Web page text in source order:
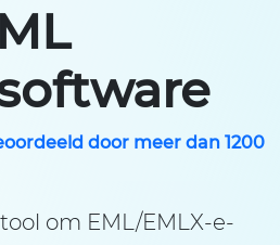
door meer dan 1200
om EML/EMLX-e-